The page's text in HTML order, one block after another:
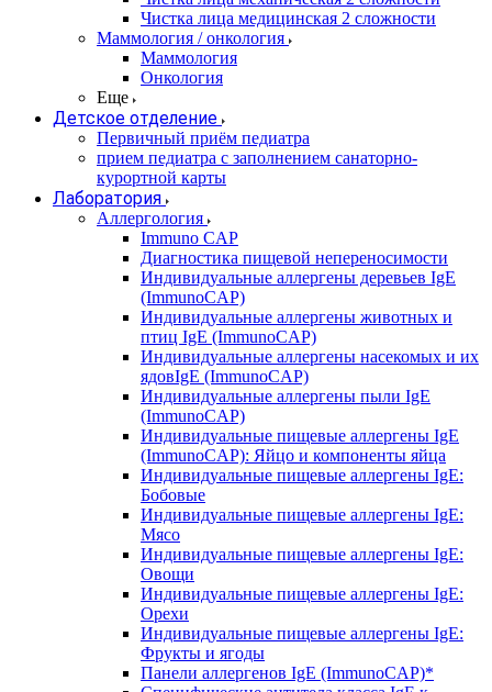
Чистка лица медицинская 2 сложности
Маммология / онкология
Маммология
Онкология
Еще
Детское отделение
Первичный приём педиатра
прием педиатра с заполнением санаторно-
курортной карты
Лаборатория
Аллергология
Immuno CAP
Диагностика пищевой непереносимости
Индивидуальные аллергены деревьев IgE
(ImmunoCAP)
Индивидуальные аллергены животных и
птиц IgE (ImmunoCAP)
Индивидуальные аллергены насекомых и их
ядовIgE (ImmunoCAP)
Индивидуальные аллергены пыли IgE
(ImmunoCAP)
Индивидуальные пищевые аллергены IgE
(ImmunoCAP): Яйцо и компоненты яйца
Индивидуальные пищевые аллергены IgE:
Бобовые
Индивидуальные пищевые аллергены IgE:
Мясо
Индивидуальные пищевые аллергены IgE:
Овощи
Индивидуальные пищевые аллергены IgE:
Орехи
Индивидуальные пищевые аллергены IgE:
Фрукты и ягоды
Панели аллергенов IgE (ImmunoCAP)*